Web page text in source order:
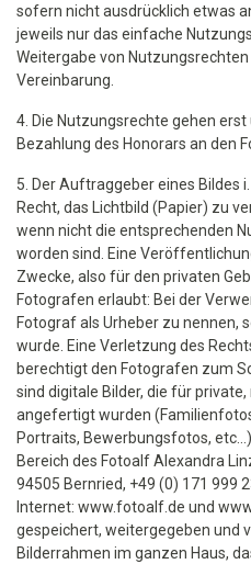
sofern nicht ausdrücklich etwas
jeweils nur das einfache
Weitergabe von
Vereinbarung.
4. Die Nutzungsrechte gehen
Bezahlung des Honorars an den
5. Der Auftraggeber eines Bildes
Recht, das Lichtbild (Papier) zu
wenn nicht die entsprechenden
worden sind. Eine
Zwecke, also für den privaten
Fotografen erlaubt: Bei der
Fotograf als Urheber zu nennen,
wurde. Eine Verletzung des
berechtigt den Fotografen zum
sind digitale Bilder, die für
angefertigt wurden
Portraits, Bewerbungsfotos,
Bereich des Fotoalf Alexandra
94505 Bernried, +49 (0) 171 999
Internet: www.fotoalf.de und
gespeichert, weitergegeben und
Bilderrahmen im ganzen Haus,